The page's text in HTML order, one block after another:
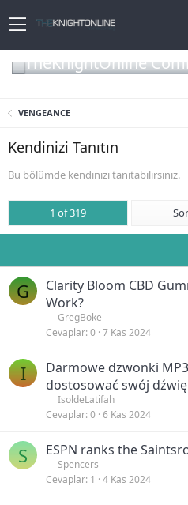
TheKnightOnline
VENGEANCE
Kendinizi Tanıtın
Bu bölümde kendinizi tanıtabilirsiniz.
1 of 319
G
Clarity Bloom CBD
Work?
GregBoke
Cevaplar 0 7 Kas 2024
I
Darmowe dzwonki
dostosować swój
IsoldeLatifah
Cevaplar 0 6 Kas 2024
S ESPN ranks the
Spencers
Cevaplar 1 4 Kas 2024